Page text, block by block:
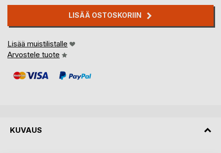
LISÄÄ OSTOSKORIIN
Lisää muistilistalle
Arvostele tuote
KUVAUS